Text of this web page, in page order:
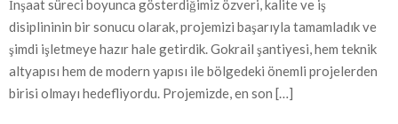
İnşaat süreci boyunca gösterdiğimiz özveri, kalite ve iş
disiplininin bir sonucu olarak, projemizi başarıyla tamamladık ve
şimdi işletmeye hazır hale getirdik. Gokrail şantiyesi, hem teknik
altyapısı hem de modern yapısı ile bölgedeki önemli projelerden
birisi olmayı hedefliyordu. Projemizde, en son […]